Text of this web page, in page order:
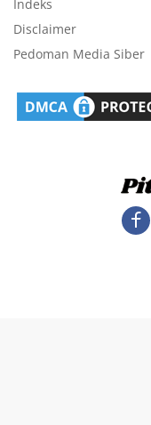
Indeks
Disclaimer
Pedoman Media Siber